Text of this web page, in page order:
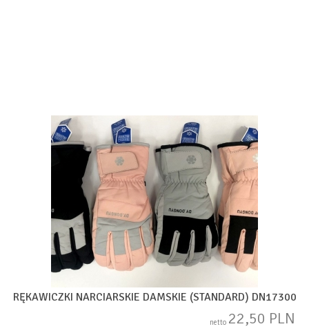
RĘKAWICZKI NARCIARSKIE DAMSKIE (STANDARD) DN17300
netto 22,50 PLN